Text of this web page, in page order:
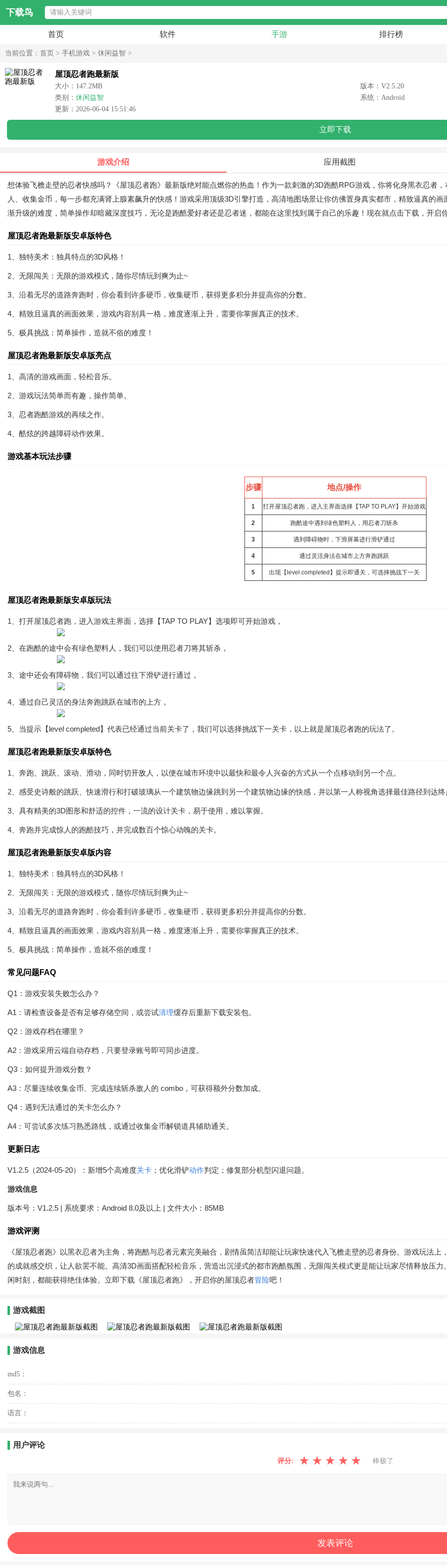
下载鸟
首页 软件 手游 排行榜
当前位置： 首页 > 手机游戏 > 休闲益智 >
屋顶忍者跑最新版
大小：147.2MB
版本：V2.5.20
类别： 休闲益智
系统：Android
更新：2026-06-04 15:51:46
立即下载
游戏介绍 应用截图
想体验飞檐走壁的忍者快感吗？《屋顶忍者跑》最新版绝对能点燃你的热血！作为一款刺激的3D跑酷RPG游戏，你将化身黑衣忍
人、收集金币，每一步都充满肾上腺素飙升的快感！游戏采用顶级3D引擎打造，高清地图场景让你仿佛置身真实都市，精致逼真的
渐升级的难度，简单操作却暗藏深度技巧，无论是跑酷爱好者还是忍者迷，都能在这里找到属于自己的乐趣！现在就点击下载，开启
屋顶忍者跑最新版安卓版特色
1、独特美术：独具特点的3D风格！
2、无限闯关：无限的游戏模式，随你尽情玩到爽为止~
3、沿着无尽的道路奔跑时，你会看到许多硬币，收集硬币，获得更多积分并提高你的分数。
4、精致且逼真的画面效果，游戏内容别具一格，难度逐渐上升，需要你掌握真正的技术。
5、极具挑战：简单操作，造就不俗的难度！
屋顶忍者跑最新版安卓版亮点
1、高清的游戏画面，轻松音乐。
2、游戏玩法简单而有趣，操作简单。
3、忍者跑酷游戏的再续之作。
4、酷炫的跨越障碍动作效果。
游戏基本玩法步骤
步骤 地点/操作
1 打开屋顶忍者跑，进入主界面选择【TAP TO PLAY】开始游戏
2 跑酷途中遇到绿色塑料人，用忍者刀斩杀
3 遇到障碍物时，下滑屏幕进行滑铲通过
4 通过灵活身法在城市上方奔跑跳跃
5 出现【level completed】提示即通关，可选择挑战下一关
屋顶忍者跑最新版安卓版玩法
1、打开屋顶忍者跑，进入游戏主界面，选择【TAP TO PLAY】选项即可开始游戏，
2、在跑酷的途中会有绿色塑料人，我们可以使用忍者刀将其斩杀，
3、途中还会有障碍物，我们可以通过往下滑铲进行通过，
4、通过自己灵活的身法奔跑跳跃在城市的上方，
5、当提示【level completed】代表已经通过当前关卡了，我们可以选择挑战下一关卡，以上就是屋顶忍者跑的玩法了。
屋顶忍者跑最新版安卓版特色
1、奔跑、跳跃、滚动、滑动，同时切开敌人，以便在城市环境中以最快和最令人兴奋的方式从一个点移动到另一个点。
2、感受史诗般的跳跃、快速滑行和打破玻璃从一个建筑物边缘跳到另一个建筑物边缘的快感，并以第一人称视角选择最佳路径到达
3、具有精美的3D图形和舒适的控件，一流的设计关卡，易于使用，难以掌握。
4、奔跑并完成惊人的跑酷技巧，并完成数百个惊心动魄的关卡。
屋顶忍者跑最新版安卓版内容
1、独特美术：独具特点的3D风格！
2、无限闯关：无限的游戏模式，随你尽情玩到爽为止~
3、沿着无尽的道路奔跑时，你会看到许多硬币，收集硬币，获得更多积分并提高你的分数。
4、精致且逼真的画面效果，游戏内容别具一格，难度逐渐上升，需要你掌握真正的技术。
5、极具挑战：简单操作，造就不俗的难度！
常见问题FAQ
Q1：游戏安装失败怎么办？
A1：请检查设备是否有足够存储空间，或尝试清理缓存后重新下载安装包。
Q2：游戏存档在哪里？
A2：游戏采用云端自动存档，只要登录账号即可同步进度。
Q3：如何提升游戏分数？
A3：尽量连续收集金币、完成连续斩杀敌人的 combo，可获得额外分数加成。
Q4：遇到无法通过的关卡怎么办？
A4：可尝试多次练习熟悉路线，或通过收集金币解锁道具辅助通关。
更新日志
V1.2.5（2024-05-20）：新增5个高难度关卡 ；优化滑铲动作判定；修复部分机型闪退问题。
游戏信息
版本号：V1.2.5 | 系统要求：Android 8.0及以上 | 文件大小：85MB
游戏评测
《屋顶忍者跑》以黑衣忍者为主角，将跑酷与忍者元素完美融合，剧情虽简洁却能让玩家快速代入飞檐走壁的忍者身份。游戏玩法
的成就感交织，让人欲罢不能。高清3D画面搭配轻松音乐，营造出沉浸式的都市跑酷氛围，无限闯关模式更是能让玩家尽情释放压力
闲时刻，都能获得绝佳体验。立即下载《屋顶忍者跑》，开启你的屋顶忍者冒险吧！
游戏截图
游戏信息
md5：
包名：
语言：
用户评论
评分: ★ ★ ★ ★ ★ 棒极了